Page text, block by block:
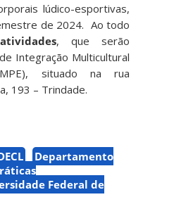
lúdico-esportivas,
de 2024. Ao todo
, que serão
Integração Multicultural
situado na rua
193 – Trindade.
Departamento
Federal de